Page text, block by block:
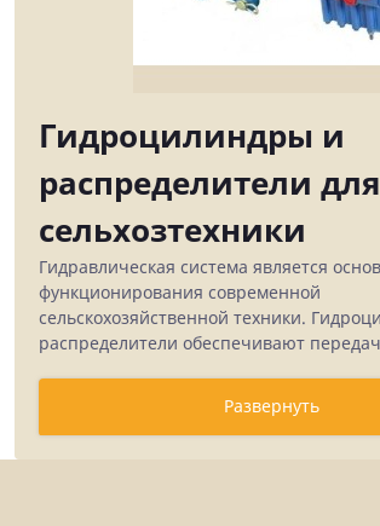
Гидроцилиндры и
распределители для
сельхозтехники
Гидравлическая система является
функционирования современной
сельскохозяйственной техники.
распределители обеспечивают
опускание и управление механизмами.
Развернуть